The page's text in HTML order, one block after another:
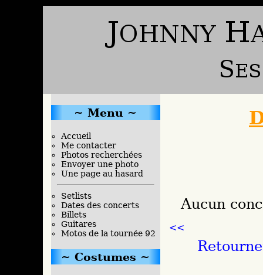
Aucun
<<
Menu
Accueil
Me contacter
Photos recherchées
Envoyer une photo
Une page au hasard
Setlists
Dates des concerts
Billets
Guitares
Motos de la tournée 92
Costumes